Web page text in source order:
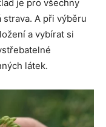
je pro všechny
strava. A při výběru
a vybírat si
látek.